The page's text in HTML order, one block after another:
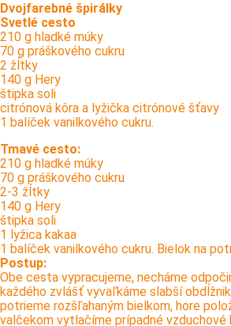
Dvojfarebné špirálky
Svetlé cesto
210 g hladké múky
70 g práškového cukru
2 žĺtky
140 g Hery
štipka soli
citrónová kôra a lyžička citrónové šťavy
1 balíček vanilkového cukru.
Tmavé cesto:
210 g hladké múky
70 g práškového cukru
2-3 žĺtky
140 g Hery
štipka soli
1 lyžica kakaa
1 balíček vanilkového cukru. Bielok na
Postup:
Obe cesta vypracujeme, necháme
každého zvlášť vyvaľkáme slabší
potrieme rozšľahaným bielkom, hore
valčekom vytlačíme prípadné vzduchové